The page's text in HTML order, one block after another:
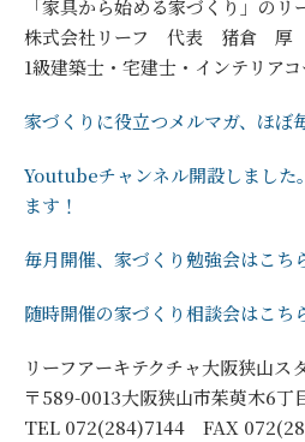
「家具から始める家づくり」の
株式会社リーフ 代表 猪倉 厚
1級建築士・宅建士・インテリア
家づくりに役立つメルマガ、ほぼ
Youtubeチャンネル開設しました
ます！
毎月開催、家づくり勉強会はこち
随時開催の家づくり相談会はこち
リーフアーキテクチャ大阪狭山ス
〒589-0013大阪狭山市茱萸木6丁
TEL 072(284)7144 FAX